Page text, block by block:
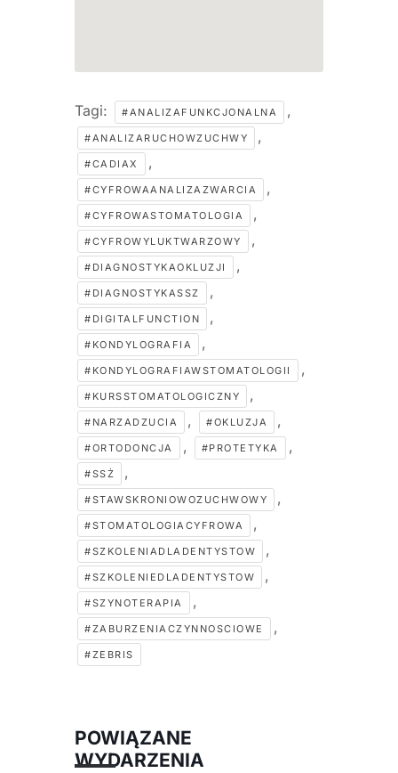
Tagi: #ANALIZAFUNKCJONALNA ,
#ANALIZARUCHOWZUCHWY ,
#CADIAX ,
#CYFROWAANALIZAZWARCIA ,
#CYFROWASTOMATOLOGIA ,
#CYFROWYLUKTWARZOWY ,
#DIAGNOSTYKAOKLUZJI ,
#DIAGNOSTYKASSZ ,
#DIGITALFUNCTION ,
#KONDYLOGRAFIA ,
#KONDYLOGRAFIAWSTOMATOLOGII ,
#KURSSTOMATOLOGICZNY ,
#NARZADZUCIA , #OKLUZJA ,
#ORTODONCJA , #PROTETYKA ,
#SSŻ ,
#STAWSKRONIOWOZUCHWOWY ,
#STOMATOLOGIACYFROWA ,
#SZKOLENIADLADENTYSTOW ,
#SZKOLENIEDLADENTYSTOW ,
#SZYNOTERAPIA ,
#ZABURZENIACZYNNOSCIOWE ,
#ZEBRIS
POWIĄZANE
WYDARZENIA